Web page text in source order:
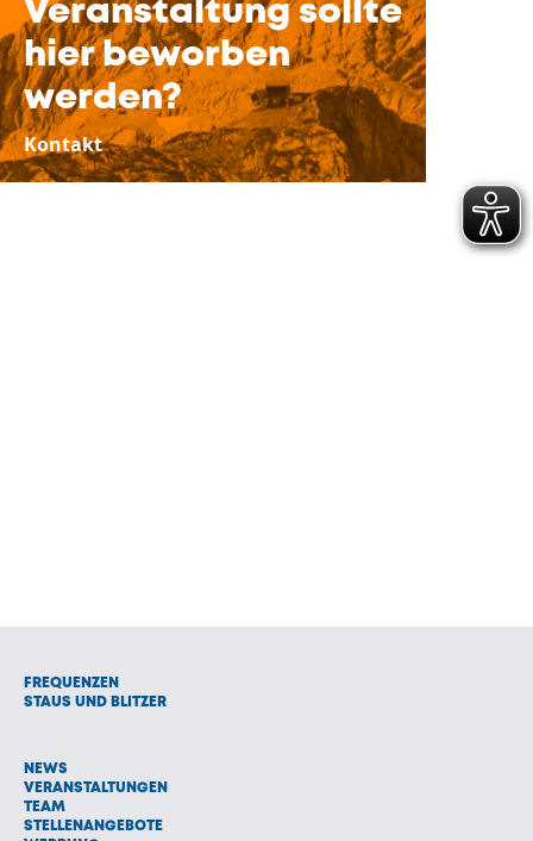
Veranstaltung sollte
hier beworben
werden?
Kontakt
FREQUENZEN
STAUS UND BLITZER
NEWS
VERANSTALTUNGEN
TEAM
STELLENANGEBOTE